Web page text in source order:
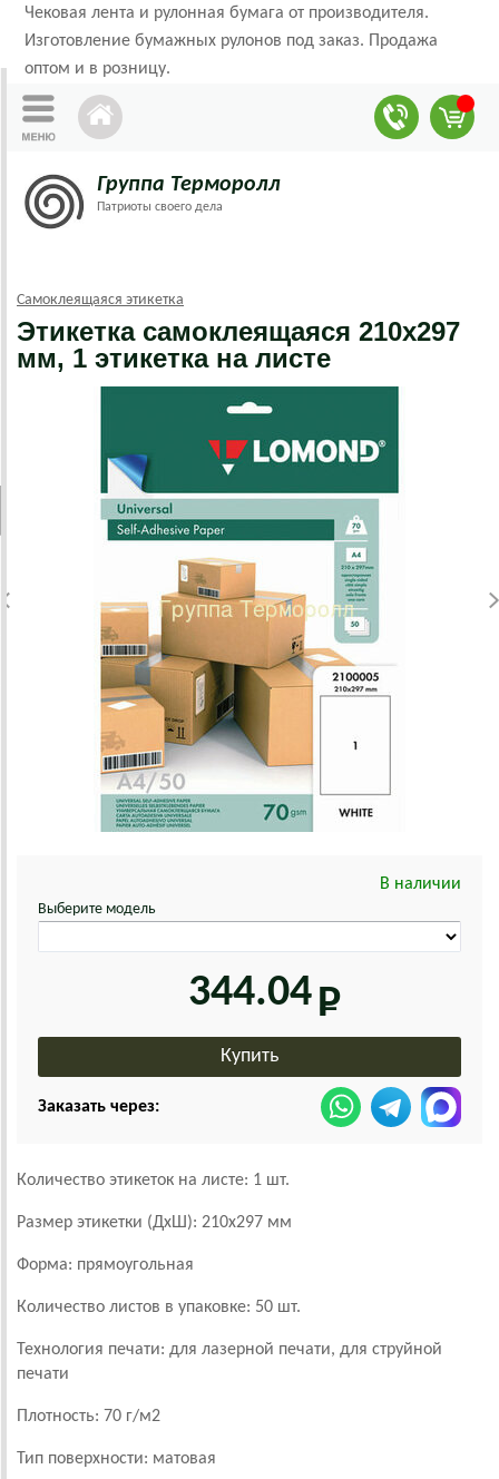
Чековая лента и рулонная бумага от производителя.
Изготовление бумажных рулонов под заказ. Продажа
оптом и в розницу.
Группа Терморолл
Патриоты своего дела
Самоклеящаяся этикетка
Этикетка самоклеящаяся 210х297
мм, 1 этикетка на листе
В наличии
Выберите модель
344.04
Заказать через:
Количество этикеток на листе: 1 шт.
Размер этикетки (ДхШ): 210х297 мм
Форма: прямоугольная
Количество листов в упаковке: 50 шт.
Технология печати: для лазерной печати, для струйной
печати
Плотность: 70 г/м2
Тип поверхности: матовая